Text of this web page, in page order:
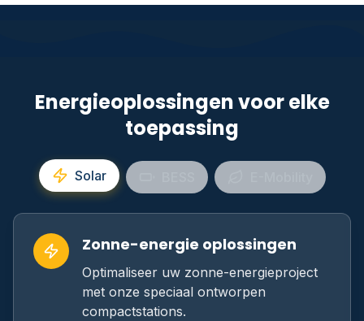
Energieoplossingen voor elke
toepassing
Solar
Zonne-energie oplossingen
Optimaliseer uw zonne-energieproject
met onze speciaal ontworpen
compactstations.